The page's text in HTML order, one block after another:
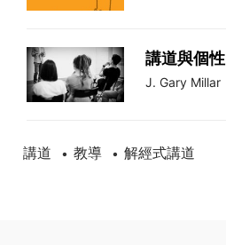
講道與個性
J. Gary Millar
講道 • 教導 • 解經式講道